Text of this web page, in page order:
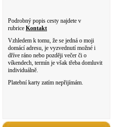
Podrobný popis cesty najdete v
rubrice Kontakt
Vzhledem k tomu, že se jedná o moji
domácí adresu, je vyzvednutí možné i
dříve ráno nebo později večer či o
víkendech, termín je však třeba domluvit
individuálně.
Platební karty zatím nepřijímám.